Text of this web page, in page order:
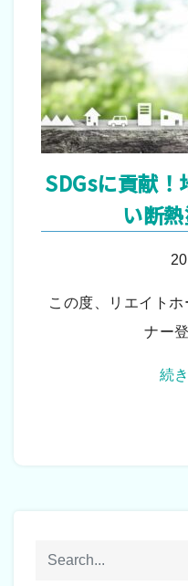
SDGsに貢献
い断
この度、リエイト
ナー
続